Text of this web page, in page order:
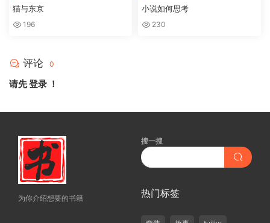
猫与东京
196
小说如何思考
230
评论 0
请先登录 ！
为你介绍想要的书籍
搜一搜
热门标签